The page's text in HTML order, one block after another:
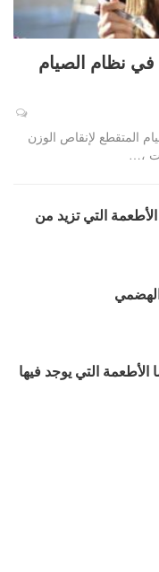
في نظام الصيام
المتقطع لإنقاص الوزن
،…
التي تزيد من
الأطعمة التي يوجد فيها